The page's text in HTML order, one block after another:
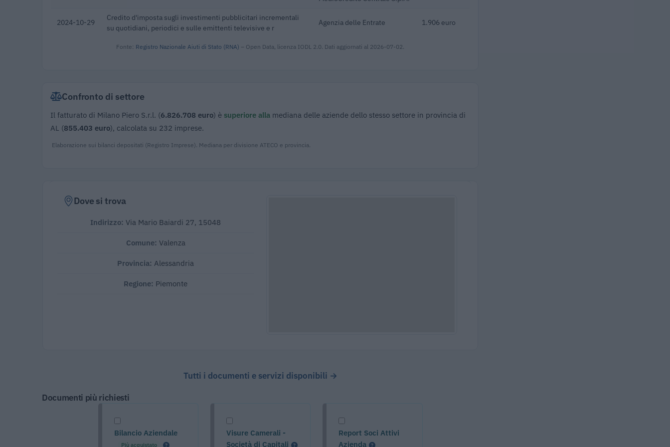
2024-10-29
Credito d'imposta sugli investimenti pubblicitari incrementali
su quotidiani, periodici e sulle emittenti televisive e r
Agenzia delle Entrate 1.906 euro
Fonte: Registro Nazionale Aiuti di Stato (RNA) – Open Data, licenza IODL 2.0. Dati aggiornati al 2026-07-02.
Confronto di settore
Il fatturato di Milano Piero S.r.l. (6.826.708 euro) è superiore alla mediana delle aziende dello stesso settore in provincia di
AL (855.403 euro), calcolata su 232 imprese.
Elaborazione sui bilanci depositati (Registro Imprese). Mediana per divisione ATECO e provincia.
Dove si trova
Indirizzo: Via Mario Baiardi 27, 15048
Comune: Valenza
Provincia:Alessandria
Regione: Piemonte
Tutti i documenti e servizi disponibili →
Documenti più richiesti
Bilancio Aziendale
Più acquistato
Visure Camerali -
Società di Capitali
Report Soci Attivi
Azienda